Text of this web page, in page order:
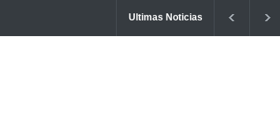
Ultimas Noticias